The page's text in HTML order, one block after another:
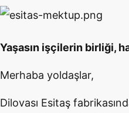
Yaşasın işçilerin birliği,
Merhaba yoldaşlar,
Dilovası Esitaş